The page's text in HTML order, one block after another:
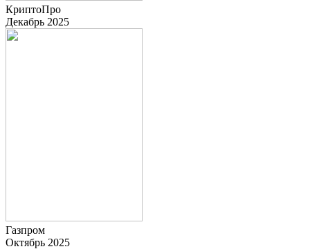
КриптоПро
Декабрь 2025
Газпром
Октябрь 2025